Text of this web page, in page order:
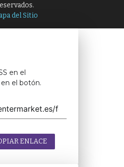
del Sitio
en el
el botón.
ENLACE